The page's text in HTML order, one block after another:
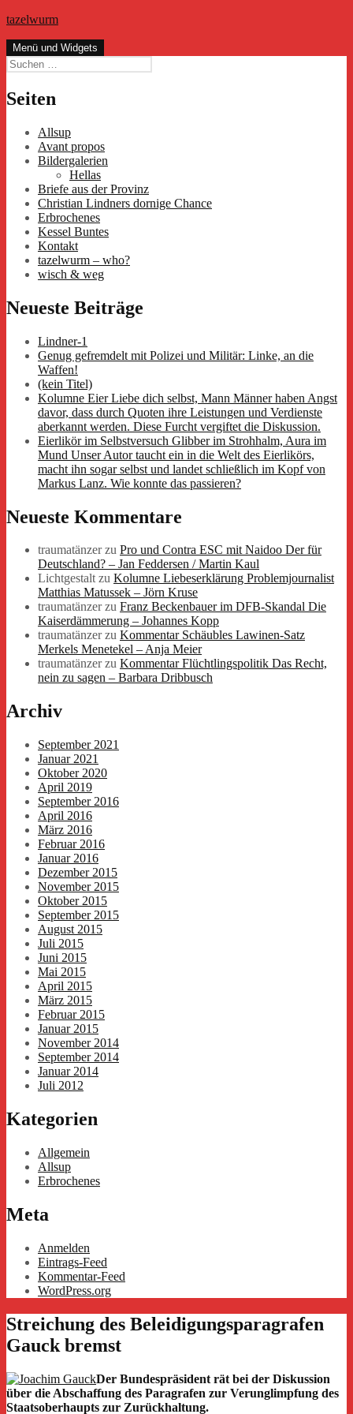
Zum
springen
tazelwurm
Menü und Widgets
Suchen
nach:
Seiten
Allsup
Avant propos
Bildergalerien
Hellas
Briefe aus der Provinz
Christian Lindners dornige Chance
Erbrochenes
Kessel Buntes
Kontakt
tazelwurm – who?
wisch & weg
Neueste Beiträge
Lindner-1
Genug gefremdelt mit Polizei und Militär: Linke, an die
Waffen!
(kein Titel)
Kolumne Eier Liebe dich selbst, Mann Männer haben Angst
davor, dass durch Quoten ihre Leistungen und Verdienste
aberkannt werden. Diese Furcht vergiftet die Diskussion.
Eierlikör im Selbstversuch Glibber im Strohhalm, Aura im
Mund Unser Autor taucht ein in die Welt des Eierlikörs,
macht ihn sogar selbst und landet schließlich im Kopf von
Markus Lanz. Wie konnte das passieren?
Neueste Kommentare
traumatänzerzu Pro und Contra ESC mit Naidoo Der für
Deutschland? – Jan Feddersen / Martin Kaul
Lichtgestaltzu Kolumne Liebeserklärung Problemjournalist
Matthias Matussek – Jörn Kruse
traumatänzerzu Franz Beckenbauer im DFB-Skandal Die
Kaiserdämmerung – Johannes Kopp
traumatänzerzu Kommentar Schäubles Lawinen-Satz
Merkels Menetekel – Anja Meier
traumatänzerzu Kommentar Flüchtlingspolitik Das Recht,
nein zu sagen – Barbara Dribbusch
Archiv
September 2021
Januar 2021
Oktober 2020
April 2019
September 2016
April 2016
März 2016
Februar 2016
Januar 2016
Dezember 2015
November 2015
Oktober 2015
September 2015
August 2015
Juli 2015
Juni 2015
Mai 2015
April 2015
März 2015
Februar 2015
Januar 2015
November 2014
September 2014
Januar 2014
Juli 2012
Kategorien
Allgemein
Allsup
Erbrochenes
Meta
Anmelden
Eintrags-Feed
Kommentar-Feed
WordPress.org
Streichung des Beleidigungsparagrafen
Gauck bremst
Der Bundespräsident rät bei der Diskussion
über die Abschaffung des Paragrafen zur Verunglimpfung des
Staatsoberhaupts zur Zurückhaltung.